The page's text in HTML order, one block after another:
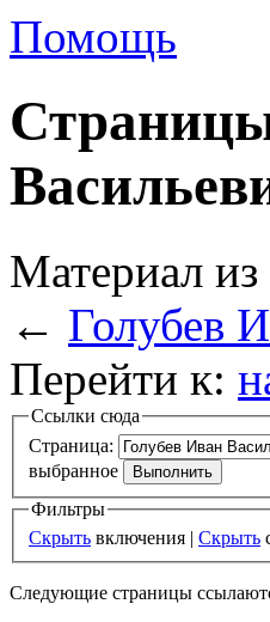
Помощь
Материал
← Голубев
Перейти к:
Ссылки сюда
Страница:
выбранное
Фильтры
Скрыть включения | Скрыть
Следующие страницы